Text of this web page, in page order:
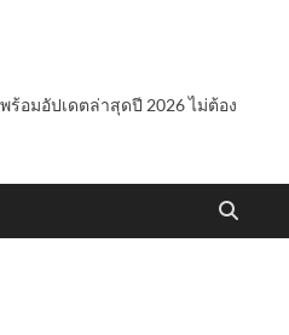
ร้อมอัปเดตล่าสุดปี 2026 ไม่ต้อง